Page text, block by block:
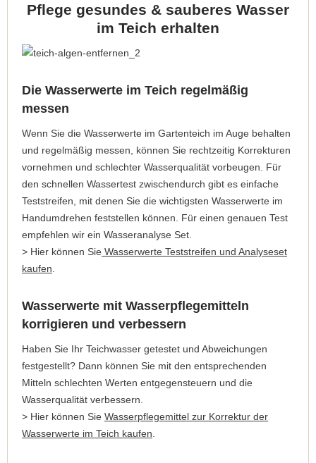
Pflege gesundes & sauberes Wasser
im Teich erhalten
Die Wasserwerte im Teich regelmäßig
messen
Wenn Sie die Wasserwerte im Gartenteich im Auge behalten
und regelmäßig messen, können Sie rechtzeitig Korrekturen
vornehmen und schlechter Wasserqualität vorbeugen. Für
den schnellen Wassertest zwischendurch gibt es einfache
Teststreifen, mit denen Sie die wichtigsten Wasserwerte im
Handumdrehen feststellen können. Für einen genauen Test
empfehlen wir ein Wasseranalyse Set.
> Hier können Sie Wasserwerte Teststreifen und Analyseset
kaufen
Wasserwerte mit Wasserpflegemitteln
korrigieren und verbessern
Haben Sie Ihr Teichwasser getestet und Abweichungen
festgestellt? Dann können Sie mit den entsprechenden
Mitteln schlechten Werten entgegensteuern und die
Wasserqualität verbessern.
> Hier können Sie Wasserpflegemittel zur Korrektur der
Wasserwerte im Teich kaufen